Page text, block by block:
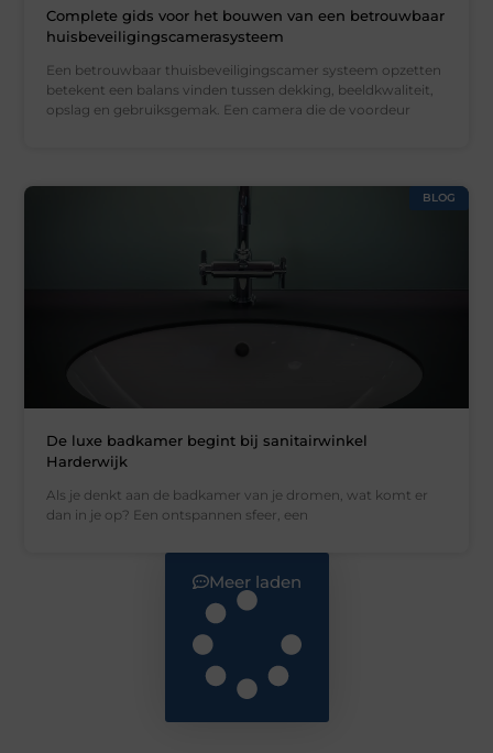
Complete gids voor het bouwen van een betrouwbaar
huisbeveiligingscamerasysteem
Een betrouwbaar thuisbeveiligingscamer systeem opzetten
betekent een balans vinden tussen dekking, beeldkwaliteit,
opslag en gebruiksgemak. Een camera die de voordeur
BLOG
De luxe badkamer begint bij sanitairwinkel
Harderwijk
Als je denkt aan de badkamer van je dromen, wat komt er
dan in je op? Een ontspannen sfeer, een
Meer laden